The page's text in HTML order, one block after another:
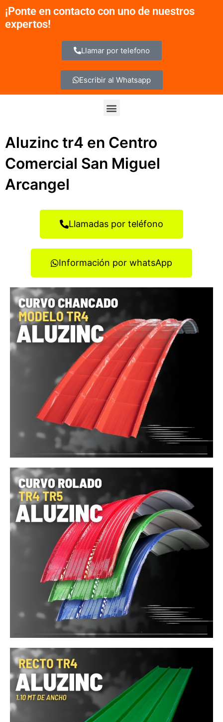
contenido
¡Ponte en contacto con uno de nuestros
expertos!
Llamar por telefono
Escribir al Whatsapp
Menu
Aluzinc tr4 en Centro
Comercial San Miguel
Arcangel
Llamadas por teléfono
Información por whatsApp